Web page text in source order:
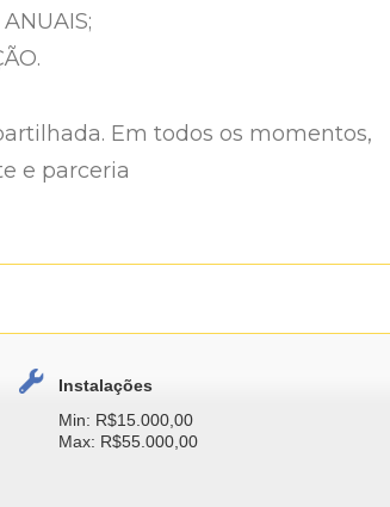
Em todos os momentos,
e parceria
Instalações
Min: R$15.000,00
Max: R$55.000,00